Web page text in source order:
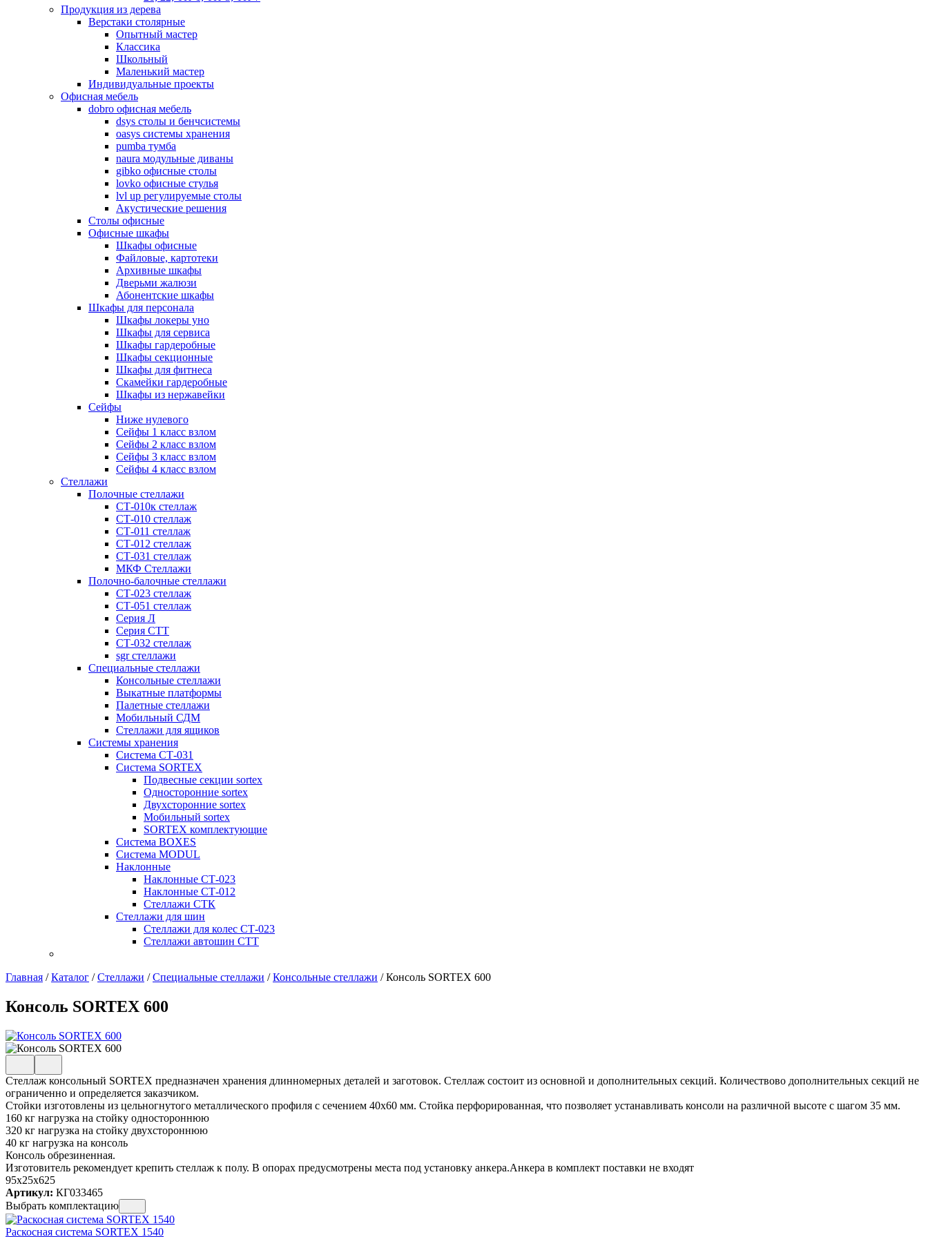
Продукция из дерева
Верстаки столярные
Опытный мастер
Классика
Школьный
Маленький мастер
Индивидуальные проекты
Офисная мебель
dobro офисная мебель
dsys столы и бенчсистемы
oasys системы хранения
pumba тумба
naura модульные диваны
gibko офисные столы
lovko офисные стулья
lvl up регулируемые столы
Акустические решения
Столы офисные
Офисные шкафы
Шкафы офисные
Файловые, картотеки
Архивные шкафы
Дверьми жалюзи
Абонентские шкафы
Шкафы для персонала
Шкафы локеры уно
Шкафы для сервиса
Шкафы гардеробные
Шкафы секционные
Шкафы для фитнеса
Скамейки гардеробные
Шкафы из нержавейки
Сейфы
Ниже нулевого
Сейфы 1 класс взлом
Сейфы 2 класс взлом
Сейфы 3 класс взлом
Сейфы 4 класс взлом
Стеллажи
Полочные стеллажи
СТ-010к стеллаж
СТ-010 стеллаж
СТ-011 стеллаж
СТ-012 стеллаж
СТ-031 стеллаж
МКФ Стеллажи
Полочно-балочные стеллажи
СТ-023 стеллаж
СТ-051 стеллаж
Серия Л
Серия СТТ
СТ-032 стеллаж
sgr стеллажи
Специальные стеллажи
Консольные стеллажи
Выкатные платформы
Палетные стеллажи
Мобильный СДМ
Стеллажи для ящиков
Системы хранения
Система СТ-031
Система SORTEX
Подвесные секции sortex
Односторонние sortex
Двухсторонние sortex
Мобильный sortex
SORTEX комплектующие
Система BOXES
Система MODUL
Наклонные
Наклонные СТ-023
Наклонные СТ-012
Стеллажи СТК
Стеллажи для шин
Стеллажи для колес СТ-023
Стеллажи автошин СТТ
Главная /Каталог /Стеллажи /Специальные стеллажи /Консольные стеллажи /Консоль SORTEX 600
Консоль SORTEX 600
Стеллаж консольный SORTEX предназначен хранения длинномерных деталей и заготовок. Стеллаж состоит из основной и дополнительных секций. Количествово дополнительных секций не
ограниченно и определяется заказчиком.
Стойки изготовлены из цельногнутого металлического профиля с сечением 40х60 мм. Стойка перфорированная, что позволяет устанавливать консоли на различной высоте с шагом 35 мм.
160 кг нагрузка на стойку одностороннюю
320 кг нагрузка на стойку двухстороннюю
40 кг нагрузка на консоль
Консоль обрезиненная.
Изготовитель рекомендует крепить стеллаж к полу. В опорах предусмотрены места под установку анкера.Анкера в комплект поставки не входят
95x25x625
Артикул: КГ033465
Выбрать комплектацию
Раскосная система SORTEX 1540